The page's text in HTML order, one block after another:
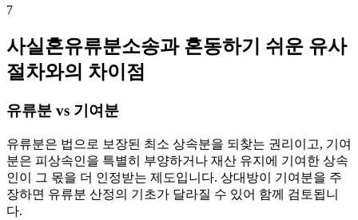
7
사실혼유류분소송과 혼동하기 쉬운 유사
절차와의 차이점
유류분 vs 기여분
유류분은 법으로 보장된 최소 상속분을 되찾는 권리이고, 기여
분은 피상속인을 특별히 부양하거나 재산 유지에 기여한 상속
인이 그 몫을 더 인정받는 제도입니다. 상대방이 기여분을 주
장하면 유류분 산정의 기초가 달라질 수 있어 함께 검토됩니
다.